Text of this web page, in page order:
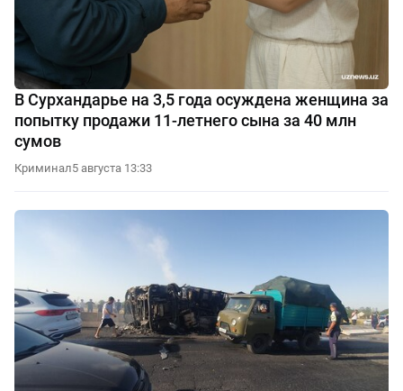
В Сурхандарье на 3,5 года осуждена женщина за
попытку продажи 11-летнего сына за 40 млн
сумов
Криминал5 августа 13:33